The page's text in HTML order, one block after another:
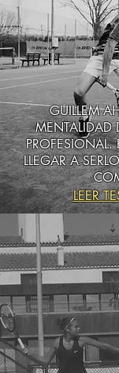
GUILLEM
MENTALIDAD
PROFESIONAL.
LLEGAR A
LEER